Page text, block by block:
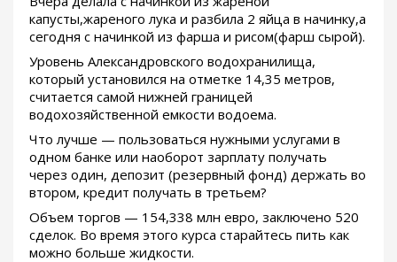
капусты,жареного лука и разбила 2 яйца в начинку,а
сегодня с начинкой из фарша и рисом(фарш сырой).
Уровень Александровского водохранилища,
который установился на отметке 14,35 метров,
считается самой нижней границей
водохозяйственной емкости водоема.
Что лучше — пользоваться нужными услугами в
одном банке или наоборот зарплату получать
через один, депозит (резервный фонд) держать во
втором, кредит получать в третьем?
Объем торгов — 154,338 млн евро, заключено 520
сделок. Во время этого курса старайтесь пить как
можно больше жидкости.